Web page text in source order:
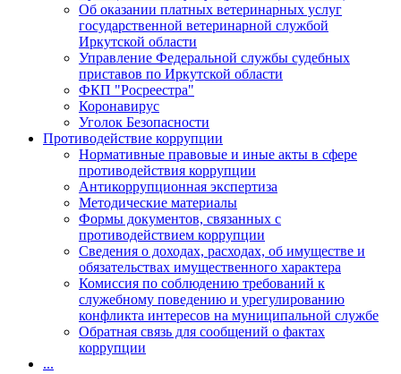
Об оказании платных ветеринарных услуг
государственной ветеринарной службой
Иркутской области
Управление Федеральной службы судебных
приставов по Иркутской области
ФКП "Росреестра"
Коронавирус
Уголок Безопасности
Противодействие коррупции
Нормативные правовые и иные акты в сфере
противодействия коррупции
Антикоррупционная экспертиза
Методические материалы
Формы документов, связанных с
противодействием коррупции
Сведения о доходах, расходах, об имуществе и
обязательствах имущественного характера
Комиссия по соблюдению требований к
служебному поведению и урегулированию
конфликта интересов на муниципальной службе
Обратная связь для сообщений о фактах
коррупции
...